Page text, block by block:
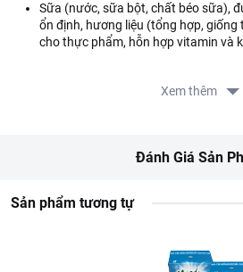
Sữa (nước, sữa bột, chất béo sữa),
ổn định, hương liệu (tổng hợp, giống
cho thực phẩm, hỗn hợp vitamin và
Bảo quản nơi khô ráo, thoáng mát,
Đơn giá sản phẩm chưa gồm phí
Xem thêm
Đánh Giá Sản
Sản phẩm tương tự